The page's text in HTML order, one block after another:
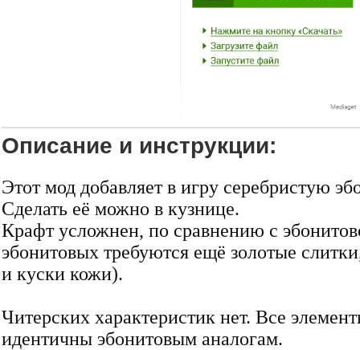
Описание и инструкции:
Этот мод добавляет в игру серебристую
Сделать её можно в кузнице.
Крафт усложнен, по сравнению с
эбонитовых требуются ещё золотые
и куски кожи).
Читерских характеристик нет. Все
идентичны эбонитовым аналогам.